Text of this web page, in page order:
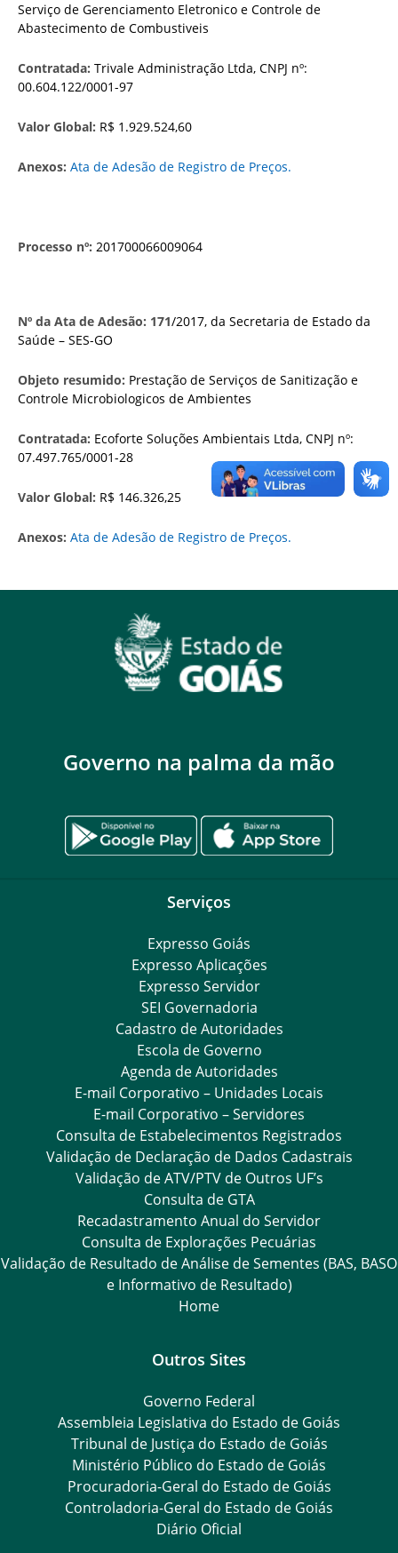
Serviço de Gerenciamento Eletronico e Controle de
Abastecimento de Combustiveis
Contratada: Trivale Administração Ltda, CNPJ nº:
00.604.122/0001-97
Valor Global: R$ 1.929.524,60
Anexos: Ata de Adesão de Registro de Preços.
Processo nº: 201700066009064
Nº da Ata de Adesão: 171/2017, da Secretaria de Estado da
Saúde – SES-GO
Objeto resumido: Prestação de Serviços de Sanitização e
Controle Microbiologicos de Ambientes
Contratada: Ecoforte Soluções Ambientais Ltda, CNPJ nº:
07.497.765/0001-28
Valor Global: R$ 146.326,25
Anexos: Ata de Adesão de Registro de Preços.
Governo na palma da mão
Serviços
Expresso Goiás
Expresso Aplicações
Expresso Servidor
SEI Governadoria
Cadastro de Autoridades
Escola de Governo
Agenda de Autoridades
E-mail Corporativo – Unidades Locais
E-mail Corporativo – Servidores
Consulta de Estabelecimentos Registrados
Validação de Declaração de Dados Cadastrais
Validação de ATV/PTV de Outros UF’s
Consulta de GTA
Recadastramento Anual do Servidor
Consulta de Explorações Pecuárias
Validação de Resultado de Análise de Sementes (BAS, BASO
e Informativo de Resultado)
Home
Outros Sites
Governo Federal
Assembleia Legislativa do Estado de Goiás
Tribunal de Justiça do Estado de Goiás
Ministério Público do Estado de Goiás
Procuradoria-Geral do Estado de Goiás
Controladoria-Geral do Estado de Goiás
Diário Oficial